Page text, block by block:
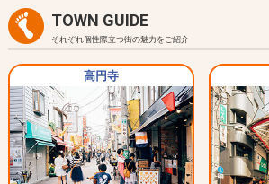
TOWN GUIDE
それぞれ個性際立つ街の魅力をご紹介
高円寺